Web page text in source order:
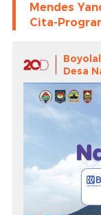
Mendes
Cita-
Desa